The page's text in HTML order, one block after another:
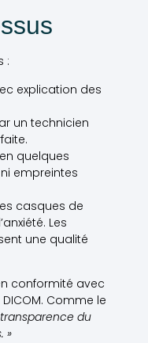
:
explication des
un technicien
quelques
empreintes
casques de
Les
une qualité
conformité avec
Comme le
transparence du
»